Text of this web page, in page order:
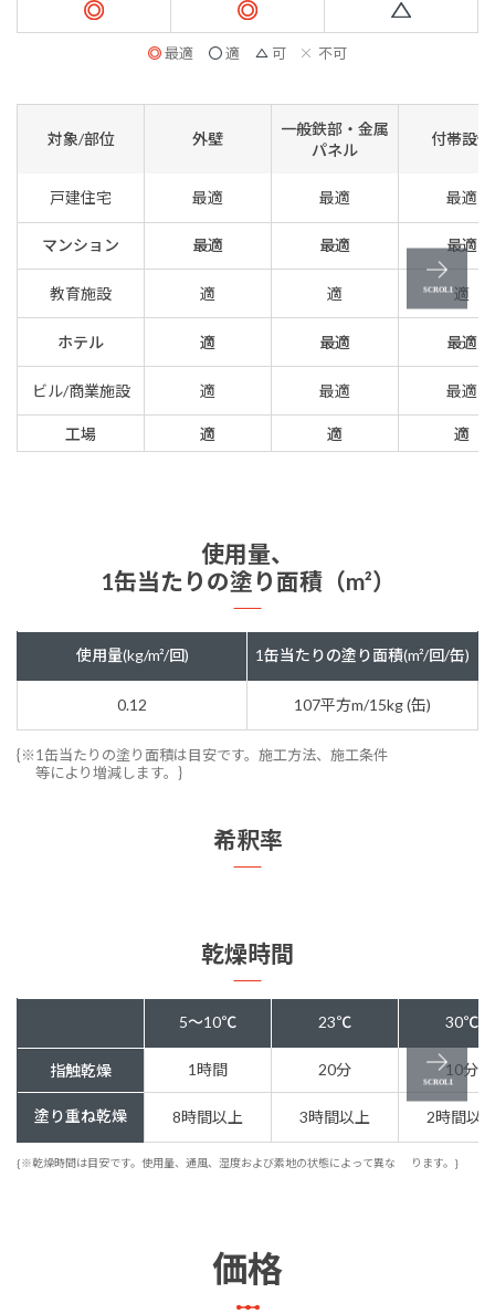
最適 適 可 不可
対象/部位 外壁
一般鉄部・金属
パネル
付帯設備
戸建住宅 最適 最適 最適
マンション 最適 最適 最適
教育施設 適 適 適
ホテル 適 最適 最適
ビル/商業施設 適 最適 最適
工場 適 適 適
使用量、
1缶当たりの塗り面積（m²）
使用量(kg/m²/回) 1缶当たりの塗り面積(m²/回/缶)
0.12 107平方m/15kg (缶)
{※1缶当たりの塗り面積は目安です。施工方法、施工条件
等により増減します。}
希釈率
乾燥時間
5～10℃ 23℃ 30℃
指触乾燥 1時間 20分 10分
塗り重ね乾燥 8時間以上 3時間以上 2時間以
{※乾燥時間は目安です。使用量、通風、湿度および素地の状態によって異な ります。}
価格